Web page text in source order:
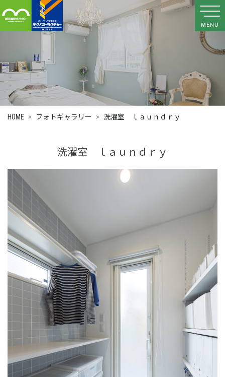
MENU
HOME フォトギャラリー 洗濯室 ｌａｕｎｄｒｙ
洗濯室 ｌａｕｎｄｒｙ